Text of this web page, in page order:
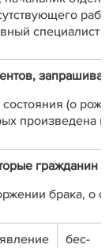
специалист
(о
произведена
гражданин
брака, о
бес-